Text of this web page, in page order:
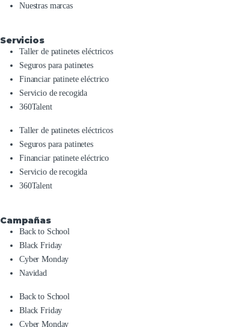
Nuestras marcas
Servicios
Taller de patinetes eléctricos
Seguros para patinetes
Financiar patinete eléctrico
Servicio de recogida
360Talent
Taller de patinetes eléctricos
Seguros para patinetes
Financiar patinete eléctrico
Servicio de recogida
360Talent
Campañas
Back to School
Black Friday
Cyber Monday
Navidad
Back to School
Black Friday
Cyber Monday